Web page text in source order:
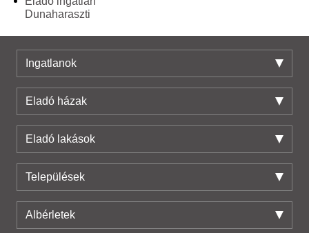
Dunaharaszti
Ingatlanok
Eladó házak
Eladó lakások
Települések
Albérletek